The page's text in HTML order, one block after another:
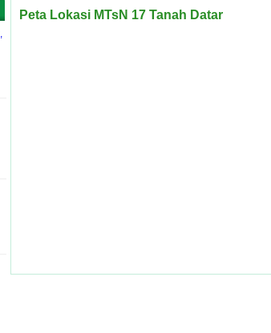
Peta Lokasi MTsN 17 Tanah Datar